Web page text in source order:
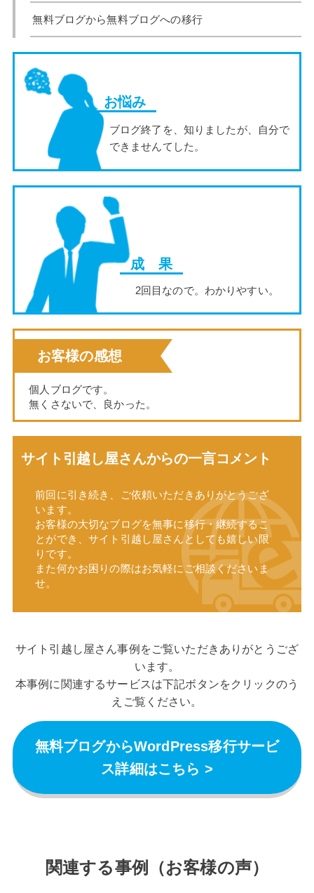
無料ブログから無料ブログへの移行
お悩み
ブログ終了を、知りましたが、自分で
できませんてした。
成 果
2回目なので。わかりやすい。
お客様の感想
個人ブログです。
無くさないで、良かった。
サイト引越し屋さんからの一言コメント
前回に引き続き、ご依頼いただきありがとうござ
います。
お客様の大切なブログを無事に移行・継続するこ
とができ、サイト引越し屋さんとしても嬉しい限
りです。
また何かお困りの際はお気軽にご相談くださいま
せ。
サイト引越し屋さん事例をご覧いただきありがとうござ
います。
本事例に関連するサービスは下記ボタンをクリックのう
えご覧ください。
無料ブログからWordPress移行サービ
ス詳細はこちら >
関連する事例（お客様の声）